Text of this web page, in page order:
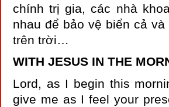
chính trị gia, các nhà
nhau để bảo vệ biển cả
trên trời…
WITH JESUS IN THE
Lord, as I begin this
give me as I feel your